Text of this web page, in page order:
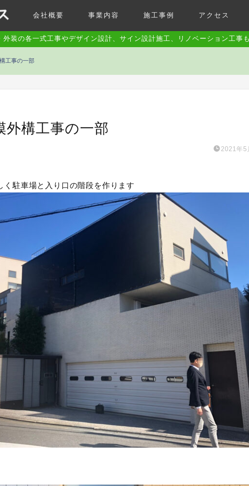
会社概要 事業内容 施工事例 アクセス
装の各一式工事やデザイン設計、サイン設計施工、リノベーション工事
工事の一部
外構工事の一部
2021年5
く駐車場と入り口の階段を作ります